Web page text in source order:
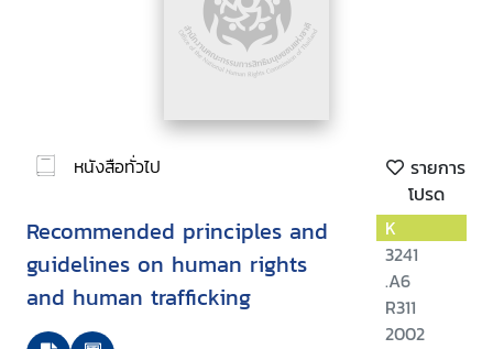
หนังสือทั่วไป
รายการ
โปรด
Recommended principles and
guidelines on human rights
and human trafficking
K
3241
.A6
R311
2002